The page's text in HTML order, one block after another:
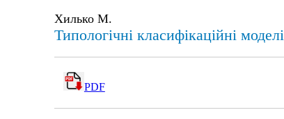
Хилько М.
Типологічні класифікаційні
PDF